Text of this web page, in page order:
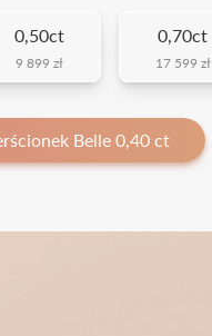
0,50ct
9 899 zł
0,70ct
17 599 zł
Belle 0,40 ct